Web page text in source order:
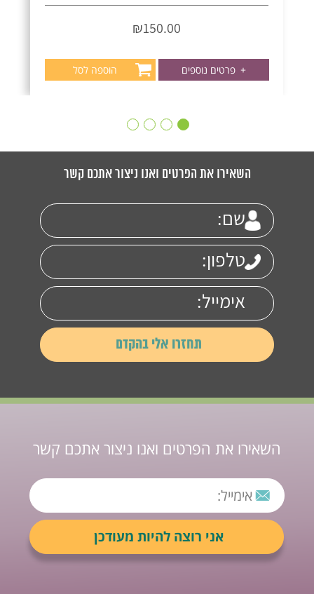
₪150.00
+ פרטים נוספים הוספה לסל
השאירו את הפרטים ואנו ניצור אתכם קשר
השאירו את הפרטים ואנו ניצור אתכם קשר